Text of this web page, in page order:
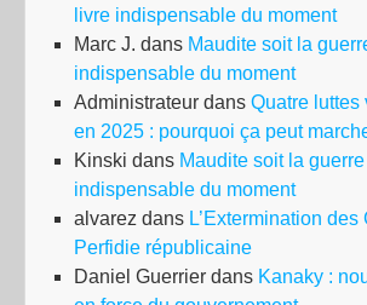
livre indispensable du moment
Marc J. dans Maudite soit la
indispensable du moment
Administrateur dans Quatre luttes
en 2025 : pourquoi ça peut
Kinski dans Maudite soit la
indispensable du moment
alvarez dans L’Extermination des
Perfidie républicaine
Daniel Guerrier dans Kanaky :